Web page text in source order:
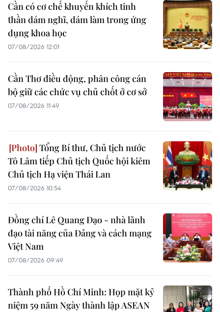
Cần có cơ chế khuyến khích tinh
thần dám nghĩ, dám làm trong ứng
dụng khoa học
07/08/2026 12:01
Cần Thơ điều động, phân công cán
bộ giữ các chức vụ chủ chốt ở cơ sở
07/08/2026 11:49
Tổng Bí thư, Chủ tịch nước
Tô Lâm tiếp Chủ tịch Quốc hội kiêm
Chủ tịch Hạ viện Thái Lan
07/08/2026 10:54
Đồng chí Lê Quang Đạo - nhà lãnh
đạo tài năng của Đảng và cách mạng
Việt Nam
07/08/2026 09:49
Thành phố Hồ Chí Minh: Họp mặt kỷ
niệm 59 năm Ngày thành lập ASEAN